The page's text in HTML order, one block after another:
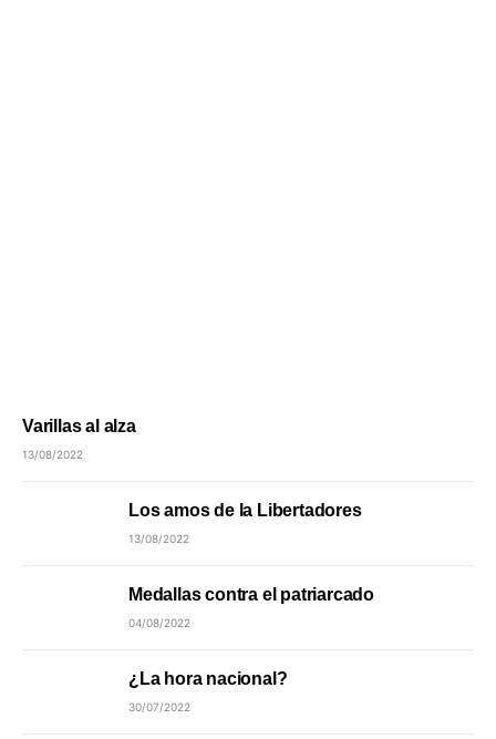
Varillas al alza
13/08/2022
Los amos de la Libertadores
13/08/2022
Medallas contra el patriarcado
04/08/2022
¿La hora nacional?
30/07/2022